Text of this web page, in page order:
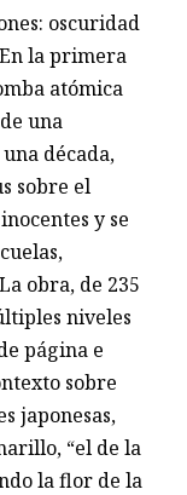
oscuridad
la primera
atómica
una
década,
sobre el
y se
obra, de 235
niveles
página e
sobre
japonesas,
“el de la
la flor de la